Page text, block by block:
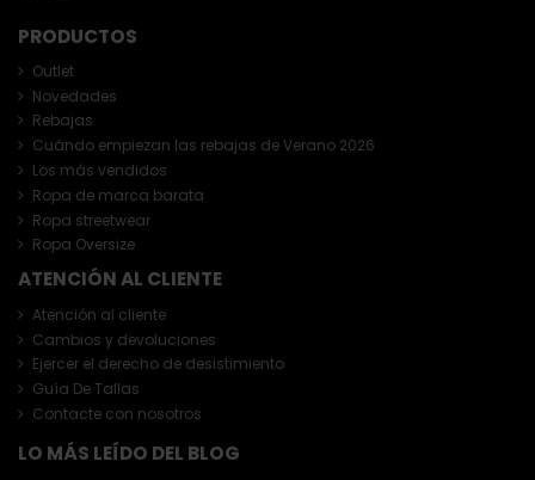
PRODUCTOS
Outlet
Novedades
Rebajas
Cuándo empiezan las rebajas de Verano 2026
Los más vendidos
Ropa de marca barata
Ropa streetwear
Ropa Oversize
ATENCIÓN AL CLIENTE
Atención al cliente
Cambios y devoluciones
Ejercer el derecho de desistimiento
Guía De Tallas
Contacte con nosotros
LO MÁS LEÍDO DEL BLOG